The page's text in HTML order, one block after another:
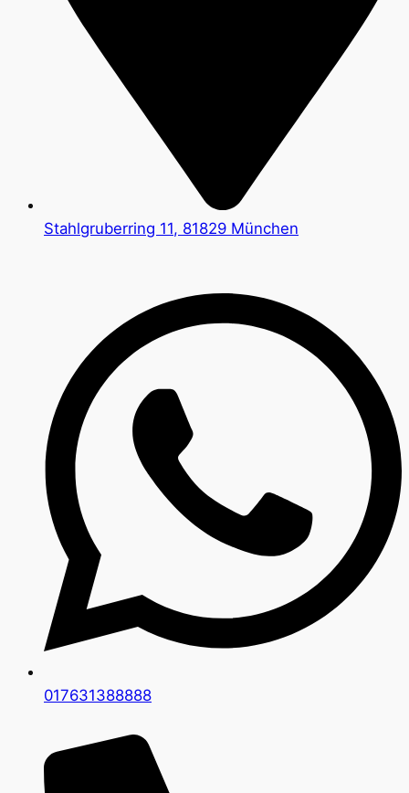
Stahlgruberring 11, 81829 München
017631388888